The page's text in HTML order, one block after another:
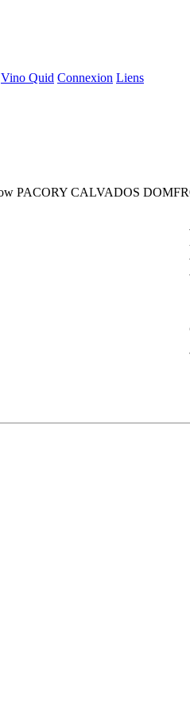
Vino Quid Connexion Liens
PACORY CALVADOS